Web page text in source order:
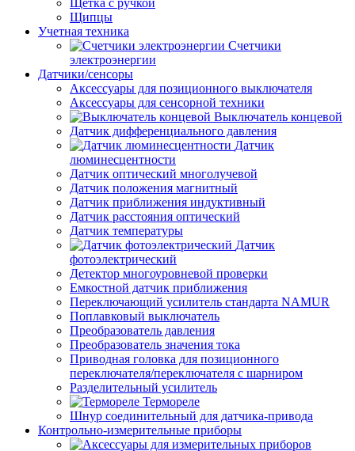
Щетка с ручкой
Щипцы
Учетная техника
Счетчики
электроэнергии
Датчики/сенсоры
Аксессуары для позиционного выключателя
Аксессуары для сенсорной техники
Выключатель концевой
Датчик дифференциального давления
Датчик
люминесцентности
Датчик оптический многолучевой
Датчик положения магнитный
Датчик приближения индуктивный
Датчик расстояния оптический
Датчик температуры
Датчик
фотоэлектрический
Детектор многоуровневой проверки
Емкостной датчик приближения
Переключающий усилитель стандарта NAMUR
Поплавковый выключатель
Преобразователь давления
Преобразователь значения тока
Приводная головка для позиционного
переключателя/переключателя с шарниром
Разделительный усилитель
Термореле
Шнур соединительный для датчика-привода
Контрольно-измерительные приборы